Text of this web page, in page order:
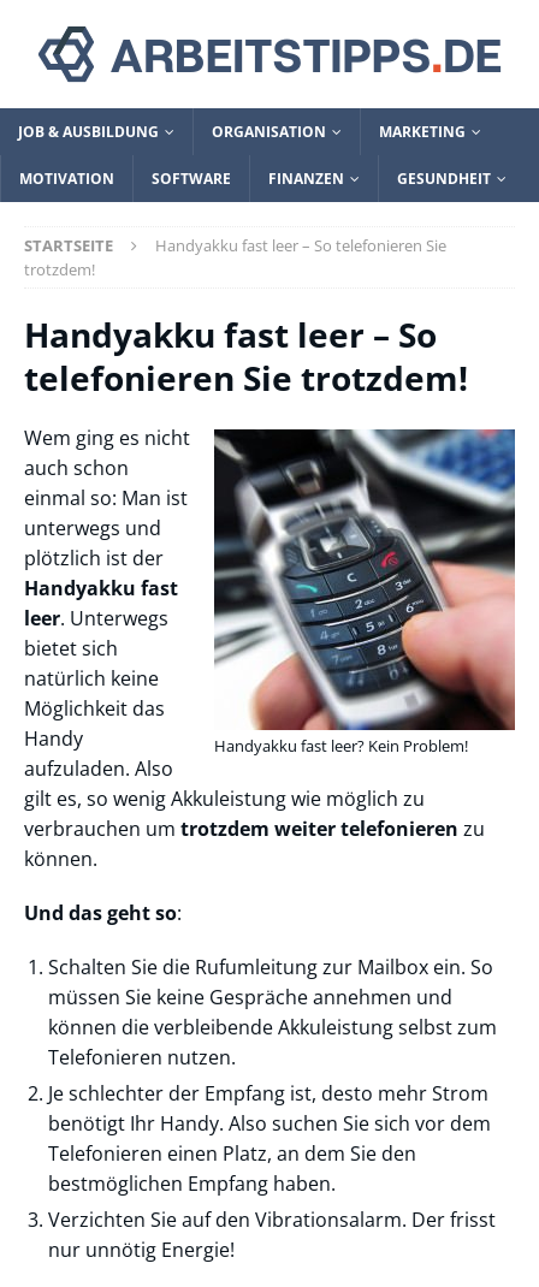
JOB & AUSBILDUNG ORGANISATION MARKETING
MOTIVATION SOFTWARE FINANZEN GESUNDHEIT
STARTSEITE
Handyakku fast leer – So telefonieren Sie
trotzdem!
Handyakku fast leer – So
telefonieren Sie trotzdem!
Handyakku fast leer? Kein Problem!
Wem ging es nicht
auch schon
einmal so: Man ist
unterwegs und
plötzlich ist der
Handyakku fast
leer. Unterwegs
bietet sich
natürlich keine
Möglichkeit das
Handy
aufzuladen. Also
gilt es, so wenig Akkuleistung wie möglich zu
verbrauchen um trotzdem weiter telefonieren zu
können.
Und das geht so:
Schalten Sie die Rufumleitung zur Mailbox ein. So
müssen Sie keine Gespräche annehmen und
können die verbleibende Akkuleistung selbst zum
Telefonieren nutzen.
Je schlechter der Empfang ist, desto mehr Strom
benötigt Ihr Handy. Also suchen Sie sich vor dem
Telefonieren einen Platz, an dem Sie den
bestmöglichen Empfang haben.
Verzichten Sie auf den Vibrationsalarm. Der frisst
nur unnötig Energie!